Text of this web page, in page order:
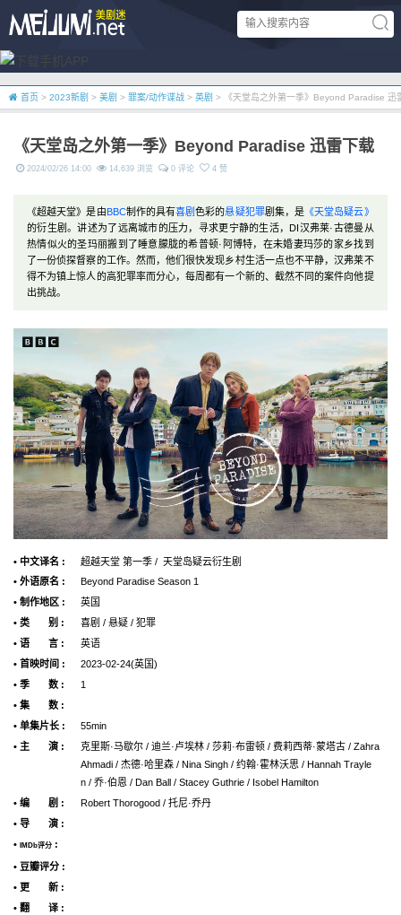
首页 > 2023新剧 > 美剧 > 罪案/动作谍战 > 英剧 > 《天堂岛之外第一季》Beyond Paradise 迅
《天堂岛之外第一季》Beyond Paradise 迅雷下载
2024/02/26 14:00 14,639 浏览 0 评论 4 赞
《超越天堂》是由BBC制作的具有喜剧色彩的悬疑犯罪剧集，是 《天堂岛疑云》
的衍生剧。讲述为了远离城市的压力，寻求更宁静的生活，DI汉弗莱·古德曼从
热情似火的圣玛丽搬到了睡意朦胧的希普顿·阿博特，在未婚妻玛莎的家乡找到
了一份侦探督察的工作。然而，他们很快发现乡村生活一点也不平静，汉弗莱不
得不为镇上惊人的高犯罪率而分心，每周都有一个新的、截然不同的案件向他提
出挑战。
• 中文译名 :
超越天堂 第一季 / 天堂岛疑云衍生剧
• 外语原名 :
Beyond Paradise Season 1
• 制作地区 :
英国
• 类 别 :
喜剧 / 悬疑 / 犯罪
• 语 言 :
英语
• 首映时间 :
2023-02-24(英国)
• 季 数 :
1
• 集 数 :
• 单集片长 :
55min
• 主 演 :
克里斯·马歇尔 / 迪兰·卢埃林 / 莎莉·布雷顿 / 费莉西蒂·蒙塔古 / Zahra
Ahmadi / 杰德·哈里森 / Nina Singh / 约翰·霍林沃思 / Hannah Trayle
n / 乔·伯恩 / Dan Ball / Stacey Guthrie / Isobel Hamilton
• 编 剧 :
Robert Thorogood / 托尼·乔丹
• 导 演 :
•
IMDb评分 :
• 豆瓣评分 :
• 更 新 :
• 翻 译 :